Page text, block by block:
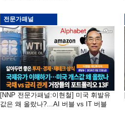
전문가패널
[NNP 전문가패널:이현철] 미국 휘발유
값은 왜 올랐나?…AI 버블 vs IT 버블